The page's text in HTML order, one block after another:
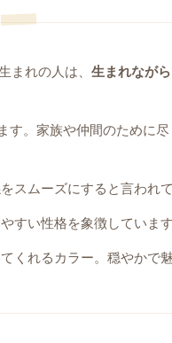
まれの人は、 生まれなが
す。家族や仲間のために
スムーズにすると言われ
すい性格を象徴しています
くれるカラー。穏やかで